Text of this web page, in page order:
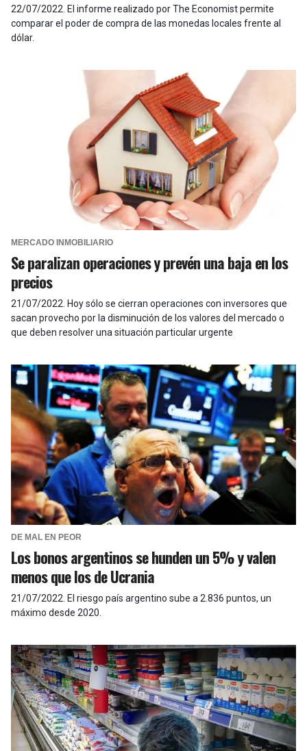
22/07/2022 El informe realizado por The Economist permite
comparar el poder de compra de las monedas locales frente al
dólar.
MERCADO INMOBILIARIO
Se paralizan operaciones y prevén una baja en los
precios
21/07/2022 Hoy sólo se cierran operaciones con inversores que
sacan provecho por la disminución de los valores del mercado o
que deben resolver una situación particular urgente
DE MAL EN PEOR
Los bonos argentinos se hunden un 5% y valen
menos que los de Ucrania
21/07/2022 El riesgo país argentino sube a 2.836 puntos, un
máximo desde 2020.